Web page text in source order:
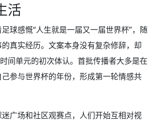
活
球感慨“人生就是一届又一届世界杯”，随
真实经历。文案本身没有复杂修辞，却
间单元的初次体认。首批传播者大多是在
参与世界杯的年份，形成第一轮情感共
广场和社区观赛点，人们开始互相对视